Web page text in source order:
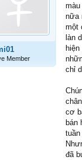
Member
nữa
một
làn
chỉ
cơ
bán
đã